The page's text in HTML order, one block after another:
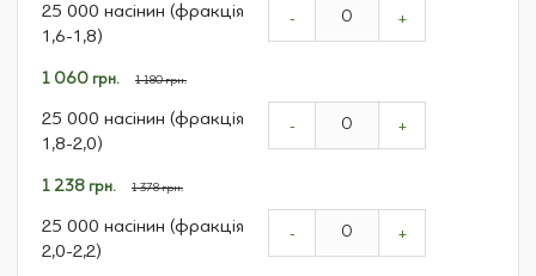
product
items
25 000 насінин (фракція
1,6-1,8)
Спеціальна
1 060 грн. 1 180 грн.
- +
25 000 насінин (фракція
1,8-2,0)
Спеціальна
1 238 грн. 1 378 грн.
- +
25 000 насінин (фракція
2,0-2,2)
- +